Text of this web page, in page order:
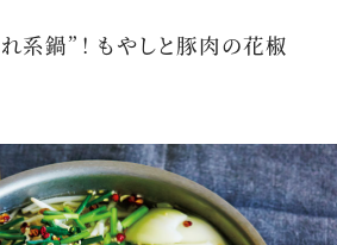
系鍋”！ もやしと豚肉の花椒